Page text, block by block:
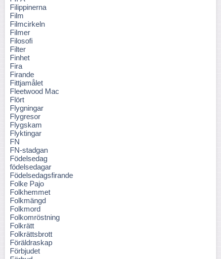
Filippinerna
Film
Filmcirkeln
Filmer
Filosofi
Filter
Finhet
Fira
Firande
Fittjamålet
Fleetwood Mac
Flört
Flygningar
Flygresor
Flygskam
Flyktingar
FN
FN-stadgan
Födelsedag
födelsedagar
Födelsedagsfirande
Folke Pajo
Folkhemmet
Folkmängd
Folkmord
Folkomröstning
Folkrätt
Folkrättsbrott
Föräldraskap
Förbjudet